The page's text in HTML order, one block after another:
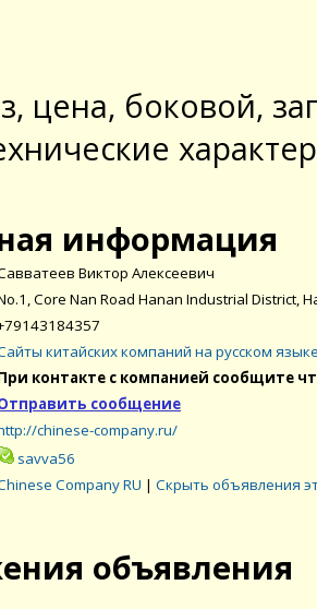
цена, боковой,
информация
Виктор Алексеевич
Core Nan Road Hanan Industrial District,
китайских компаний на русском
контакте с компанией сообщите
сообщение
chinese-company.ru/
savva56
Company RU | Скрыть объявления
объявления